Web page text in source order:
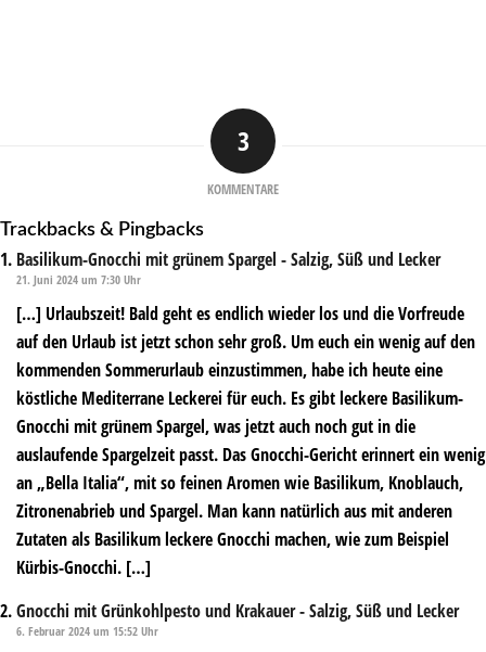
3
KOMMENTARE
Trackbacks & Pingbacks
Basilikum-Gnocchi mit grünem Spargel - Salzig, Süß und Lecker
21. Juni 2024 um 7:30 Uhr
[…] Urlaubszeit! Bald geht es endlich wieder los und die Vorfreude
auf den Urlaub ist jetzt schon sehr groß. Um euch ein wenig auf den
kommenden Sommerurlaub einzustimmen, habe ich heute eine
köstliche Mediterrane Leckerei für euch. Es gibt leckere Basilikum-
Gnocchi mit grünem Spargel, was jetzt auch noch gut in die
auslaufende Spargelzeit passt. Das Gnocchi-Gericht erinnert ein wenig
an „Bella Italia“, mit so feinen Aromen wie Basilikum, Knoblauch,
Zitronenabrieb und Spargel. Man kann natürlich aus mit anderen
Zutaten als Basilikum leckere Gnocchi machen, wie zum Beispiel
Kürbis-Gnocchi. […]
Gnocchi mit Grünkohlpesto und Krakauer - Salzig, Süß und Lecker
6. Februar 2024 um 15:52 Uhr